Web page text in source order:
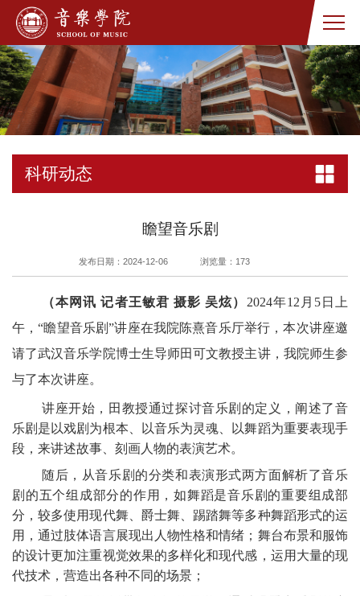
科研动态
瞻望音乐剧
发布日期：2024-12-06 浏览量： 173
（本网讯 记者王敏君 摄影 吴炫） 2024年12月5日上
午，“瞻望音乐剧”讲座在我院陈熹音乐厅举行，本次讲座邀
请了武汉音乐学院博士生导师田可文教授主讲，我院师生参
与了本次讲座。
讲座开始，田教授通过探讨音乐剧的定义，阐述了音
乐剧是以戏剧为根本、以音乐为灵魂、以舞蹈为重要表现手
段，来讲述故事、刻画人物的表演艺术。
随后，从音乐剧的分类和表演形式两方面解析了音乐
剧的五个组成部分的作用，如舞蹈是音乐剧的重要组成部
分，较多使用现代舞、爵士舞、踢踏舞等多种舞蹈形式的运
用，通过肢体语言展现出人物性格和情绪；舞台布景和服饰
的设计更加注重视觉效果的多样化和现代感，运用大量的现
代技术，营造出各种不同的场景；